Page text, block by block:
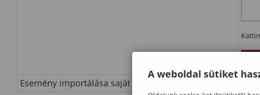
Esemény importálása saját naptárba
A weboldal sütiket